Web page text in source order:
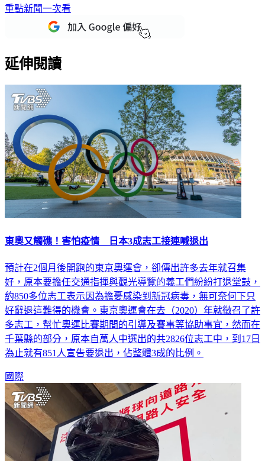
重點新聞一次看
延伸閱讀
東奧又觸礁！害怕疫情 日本3成志工接連喊退出
預計在2個月後開跑的東京奧運會，卻傳出許多去年就召集
好，原本要擔任交通指揮與觀光導覽的義工們紛紛打退堂鼓，
約850多位志工表示因為擔憂感染到新冠病毒，無可奈何下只
好辭退這難得的機會。東京奧運會在去（2020）年就徵召了許
多志工，幫忙奧運比賽期間的引導及賽事等協助事宜，然而在
千葉縣的部分，原本自萬人中選出的共2826位志工中，到17日
為止就有851人宣告要退出，佔整體3成的比例。
國際